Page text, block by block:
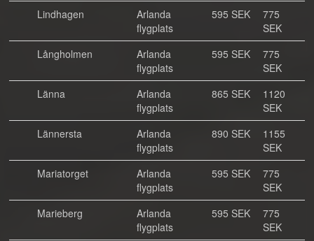
Lindhagen
Arlanda
flygplats
595 SEK
775
SEK
Långholmen
Arlanda
flygplats
595 SEK
775
SEK
Länna
Arlanda
flygplats
865 SEK
1120
SEK
Lännersta
Arlanda
flygplats
890 SEK
1155
SEK
Mariatorget
Arlanda
flygplats
595 SEK
775
SEK
Marieberg
Arlanda
flygplats
595 SEK
775
SEK